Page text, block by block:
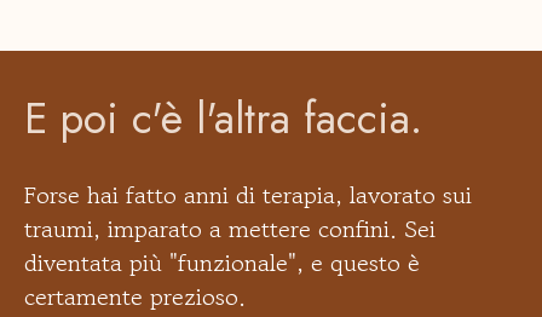
E poi c'è l'altra faccia.
Forse hai fatto anni di terapia, lavorato sui
traumi, imparato a mettere confini. Sei
diventata più "funzionale", e questo è
certamente prezioso.